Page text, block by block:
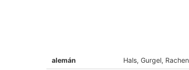
alemán Hals, Gurgel, Rachen